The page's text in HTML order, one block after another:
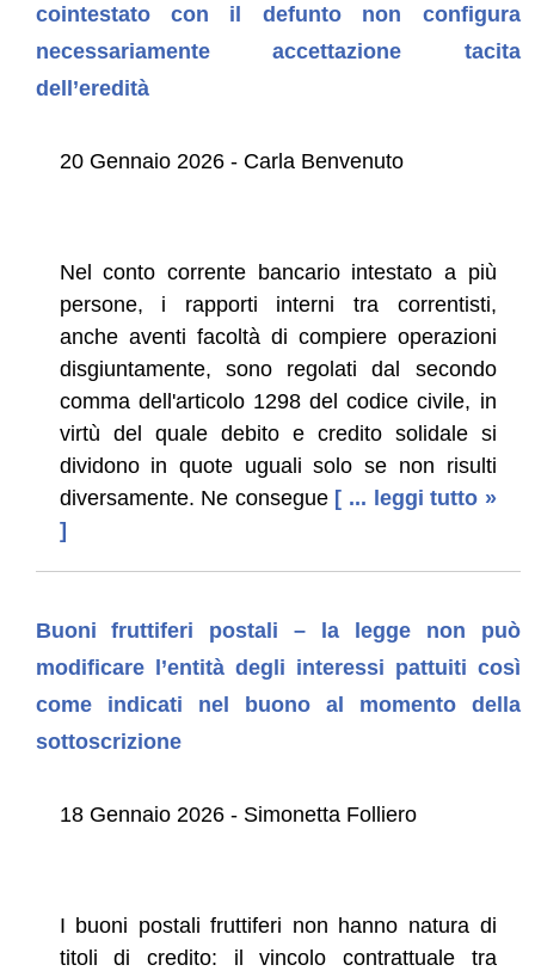
cointestato con il defunto non configura
necessariamente accettazione tacita
dell’eredità
20 Gennaio 2026 - Carla Benvenuto
Nel conto corrente bancario intestato a più
persone, i rapporti interni tra correntisti,
anche aventi facoltà di compiere operazioni
disgiuntamente, sono regolati dal secondo
comma dell'articolo 1298 del codice civile, in
virtù del quale debito e credito solidale si
dividono in quote uguali solo se non risulti
diversamente. Ne consegue [ ... leggi tutto »
]
Buoni fruttiferi postali – la legge non può
modificare l’entità degli interessi pattuiti così
come indicati nel buono al momento della
sottoscrizione
18 Gennaio 2026 - Simonetta Folliero
I buoni postali fruttiferi non hanno natura di
titoli di credito: il vincolo contrattuale tra